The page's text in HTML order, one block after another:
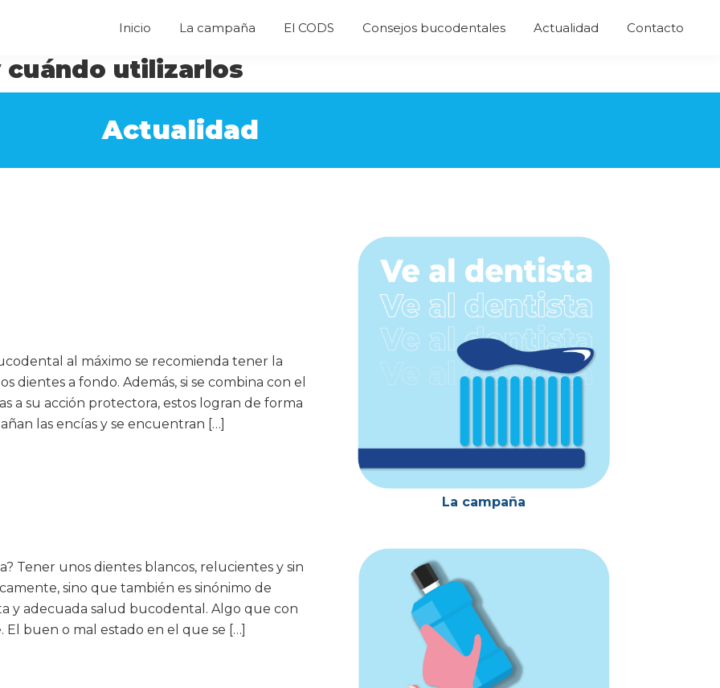
Inicio La campaña El CODS Consejos bucodentales Actualidad Contacto
cuándo utilizarlos
Actualidad
al máximo se recomienda tener la
dientes a fondo. Además, si se combina con el
a su acción protectora, estos logran de forma
las encías y se encuentran […]
Tener unos dientes blancos, relucientes y sin
sino que también es sinónimo de
y adecuada salud bucodental. Algo que con
buen o mal estado en el que se […]
Barra
lateral
principal
La campaña